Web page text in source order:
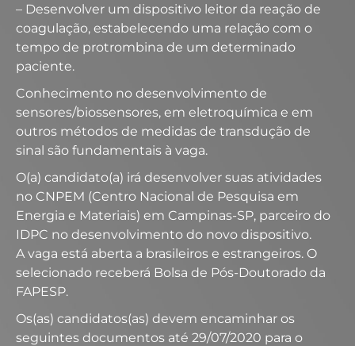
– Desenvolver um dispositivo leitor da reação de
coagulação, estabelecendo uma relação com o
tempo de protrombina de um determinado
paciente.
Conhecimento no desenvolvimento de
sensores/biossensores, em eletroquímica e em
outros métodos de medidas de transdução de
sinal são fundamentais à vaga.
O(a) candidato(a) irá desenvolver suas atividades
no CNPEM (Centro Nacional de Pesquisa em
Energia e Materiais) em Campinas-SP, parceiro do
IDPC no desenvolvimento do novo dispositivo.
A vaga está aberta a brasileiros e estrangeiros. O
selecionado receberá Bolsa de Pós-Doutorado da
FAPESP.
Os(as) candidatos(as) devem encaminhar os
seguintes documentos até 29/07/2020 para o